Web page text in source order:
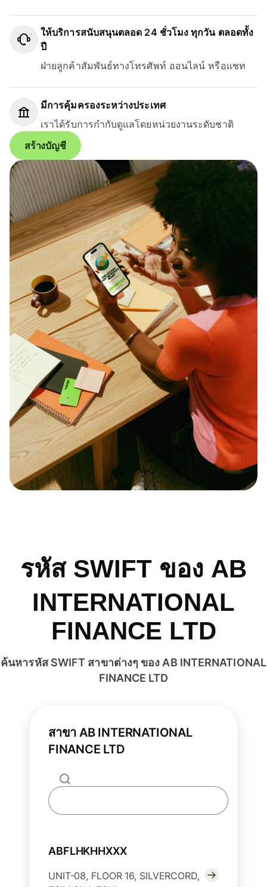
ให้บริการสนับสนุนตลอด 24 ชั่วโมง ทุกวัน ตลอดทั้ง
ปี
ฝ่ายลูกค้าสัมพันธ์ทางโทรศัพท์ ออนไลน์ หรือแชท
มีการคุ้มครองระหว่างประเทศ
เราได้รับการกำกับดูแลโดยหน่วยงานระดับชาติ
สร้างบัญชี
รหัส SWIFT ของ AB
INTERNATIONAL
FINANCE LTD
ค้นหารหัส SWIFT สาขาต่างๆ ของ AB INTERNATIONAL
FINANCE LTD
สาขา AB INTERNATIONAL
FINANCE LTD
ABFLHKHHXXX
UNIT-08, FLOOR 16, SILVERCORD,